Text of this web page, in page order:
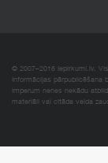
© 2007–2018 Iepirkumi.lv.
Informācijas pārpublicēšana
Imperum nenes nekādu
materiāli vai citāda veida